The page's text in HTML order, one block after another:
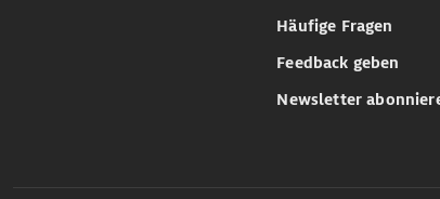
Häufige Fragen
Feedback geben
Newsletter